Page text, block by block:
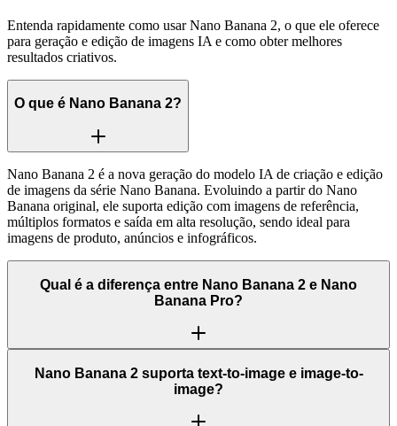
Entenda rapidamente como usar Nano Banana 2, o que ele oferece
para geração e edição de imagens IA e como obter melhores
resultados criativos.
O que é Nano Banana 2?
Nano Banana 2 é a nova geração do modelo IA de criação e edição
de imagens da série Nano Banana. Evoluindo a partir do Nano
Banana original, ele suporta edição com imagens de referência,
múltiplos formatos e saída em alta resolução, sendo ideal para
imagens de produto, anúncios e infográficos.
Qual é a diferença entre Nano Banana 2 e Nano
Banana Pro?
Nano Banana 2 suporta text-to-image e image-to-
image?